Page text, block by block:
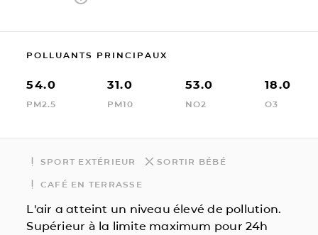
POLLUANTS PRINCIPAUX
54.0
PM2.5
31.0
PM10
53.0
NO2
18.0
O3
SPORT EXTÉRIEUR SORTIR BÉBÉ
CAFÉ EN TERRASSE
L'air a atteint un niveau élevé de pollution.
Supérieur à la limite maximum pour 24h